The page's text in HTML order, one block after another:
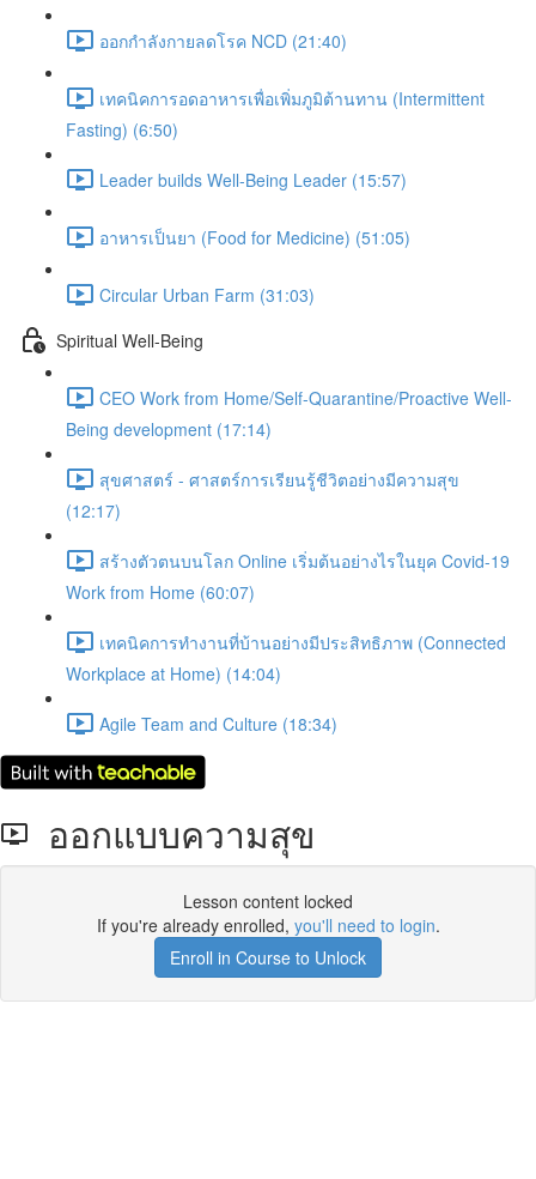
ออกกำลังกายลดโรค NCD (21:40)
เทคนิคการอดอาหารเพื่อเพิ่มภูมิต้านทาน (Intermittent
Fasting) (6:50)
Leader builds Well-Being Leader (15:57)
อาหารเป็นยา (Food for Medicine) (51:05)
Circular Urban Farm (31:03)
Spiritual Well-Being
CEO Work from Home/Self-Quarantine/Proactive Well-
Being development (17:14)
สุขศาสตร์ - ศาสตร์การเรียนรู้ชีวิตอย่างมีความสุข
(12:17)
สร้างตัวตนบนโลก Online เริ่มต้นอย่างไรในยุค Covid-19
Work from Home (60:07)
เทคนิคการทำงานที่บ้านอย่างมีประสิทธิภาพ (Connected
Workplace at Home) (14:04)
Agile Team and Culture (18:34)
ออกแบบความสุข
Lesson content locked
If you're already enrolled, you'll need to login.
Enroll in Course to Unlock